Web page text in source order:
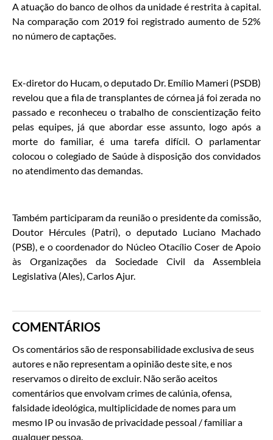
A atuação do banco de olhos da unidade é restrita à capital.
Na comparação com 2019 foi registrado aumento de 52%
no número de captações.
Ex-diretor do Hucam, o deputado Dr. Emílio Mameri (PSDB)
revelou que a fila de transplantes de córnea já foi zerada no
passado e reconheceu o trabalho de conscientização feito
pelas equipes, já que abordar esse assunto, logo após a
morte do familiar, é uma tarefa difícil. O parlamentar
colocou o colegiado de Saúde à disposição dos convidados
no atendimento das demandas.
Também participaram da reunião o presidente da comissão,
Doutor Hércules (Patri), o deputado Luciano Machado
(PSB), e o coordenador do Núcleo Otacílio Coser de Apoio
às Organizações da Sociedade Civil da Assembleia
Legislativa (Ales), Carlos Ajur.
COMENTÁRIOS
Os comentários são de responsabilidade exclusiva de seus
autores e não representam a opinião deste site, e nos
reservamos o direito de excluir. Não serão aceitos
comentários que envolvam crimes de calúnia, ofensa,
falsidade ideológica, multiplicidade de nomes para um
mesmo IP ou invasão de privacidade pessoal / familiar a
qualquer pessoa.